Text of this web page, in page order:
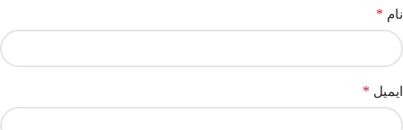
نام *
ایمیل *